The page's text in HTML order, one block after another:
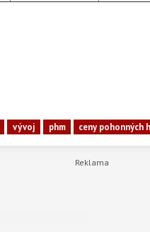
33,79 -0,02
+0,05
vývoj phm ceny pohonných